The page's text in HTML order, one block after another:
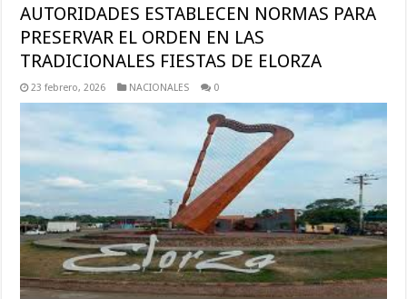
AUTORIDADES ESTABLECEN NORMAS PARA
PRESERVAR EL ORDEN EN LAS
TRADICIONALES FIESTAS DE ELORZA
23 febrero, 2026 NACIONALES 0